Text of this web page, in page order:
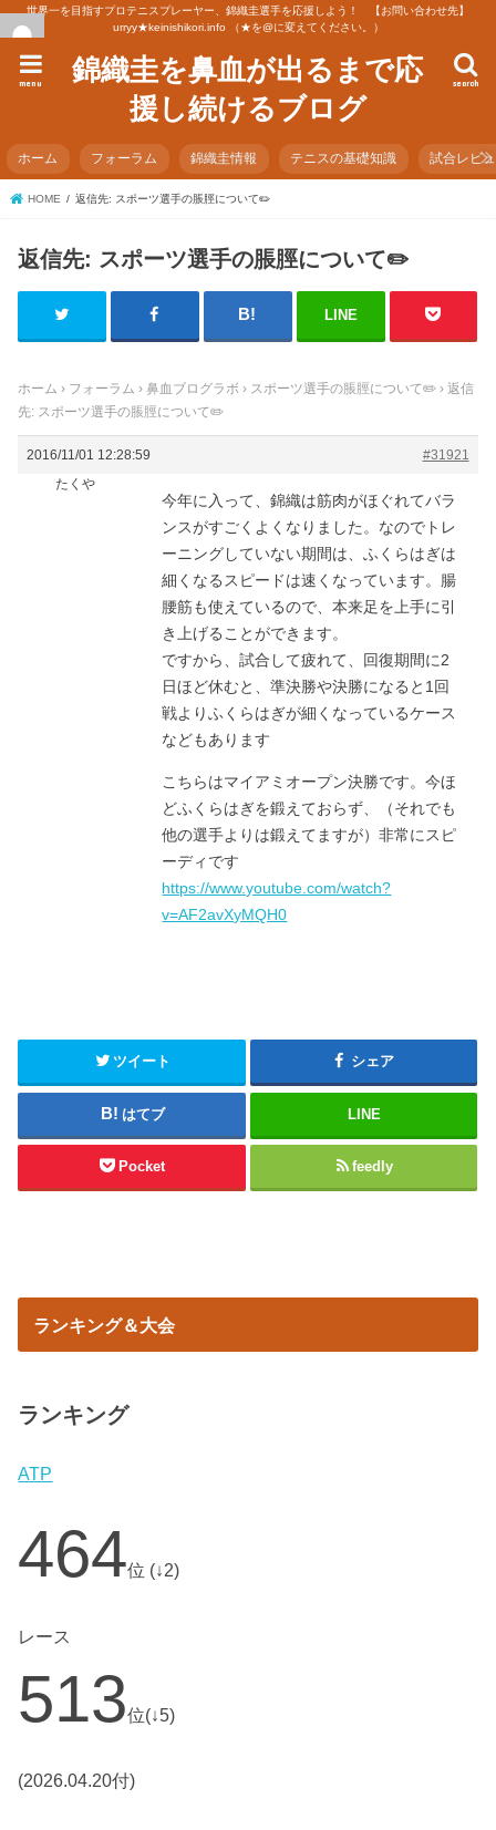
世界一を目指すプロテニスプレーヤー、錦織圭選手を応援しよう！ 【お問い合わせ先】
urryy★keinishikori.info （★を@に変えてください。）
錦織圭を鼻血が出るまで応
援し続けるブログ
search
menu
ホーム フォーラム 錦織圭情報 テニスの基礎知識 試合レビ
HOME 返信先: スポーツ選手の脹脛について✏️
返信先: スポーツ選手の脹脛について✏️
LINE
ホーム › フォーラム › 鼻血ブログラボ › スポーツ選手の脹脛について✏️ › 返信
先: スポーツ選手の脹脛について✏️
2016/11/01 12:28:59
#31921
たくや
今年に入って、錦織は筋肉がほぐれてバラ
ンスがすごくよくなりました。なのでトレ
ーニングしていない期間は、ふくらはぎは
細くなるスピードは速くなっています。腸
腰筋も使えているので、本来足を上手に引
き上げることができます。
ですから、試合して疲れて、回復期間に2
日ほど休むと、準決勝や決勝になると1回
戦よりふくらはぎが細くなっているケース
などもあります
こちらはマイアミオープン決勝です。今ほ
どふくらはぎを鍛えておらず、（それでも
他の選手よりは鍛えてますが）非常にスピ
ーディです
https://www.youtube.com/watch?
v=AF2avXyMQH0
ツイート シェア
はてブ LINE
Pocket feedly
ランキング＆大会
ランキング
ATP
464位 (↓2)
レース
513位(↓5)
(2026.04.20付)